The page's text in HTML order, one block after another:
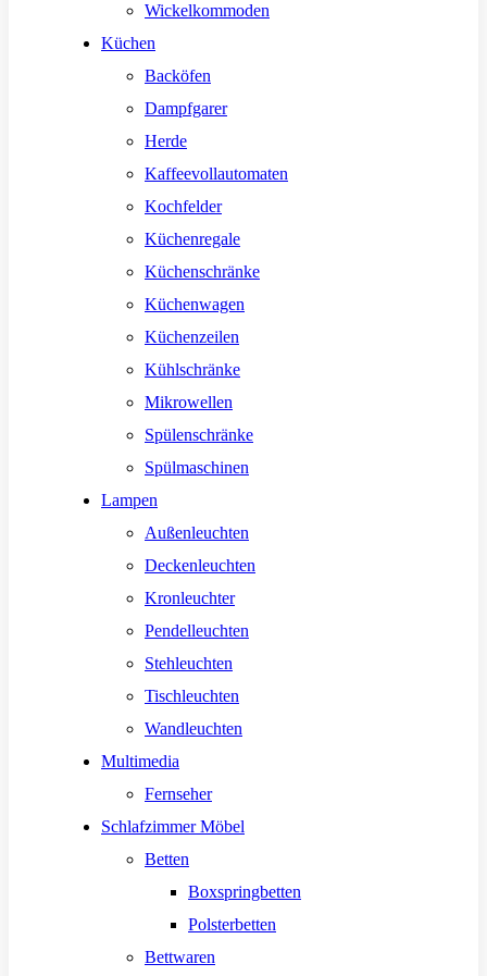
Wickelkommoden
Küchen
Backöfen
Dampfgarer
Herde
Kaffeevollautomaten
Kochfelder
Küchenregale
Küchenschränke
Küchenwagen
Küchenzeilen
Kühlschränke
Mikrowellen
Spülenschränke
Spülmaschinen
Lampen
Außenleuchten
Deckenleuchten
Kronleuchter
Pendelleuchten
Stehleuchten
Tischleuchten
Wandleuchten
Multimedia
Fernseher
Schlafzimmer Möbel
Betten
Boxspringbetten
Polsterbetten
Bettwaren